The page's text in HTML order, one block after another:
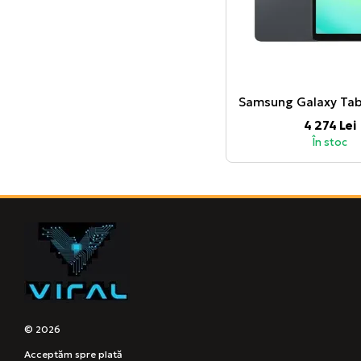
4 274 Lei
În stoc
© 2026
Acceptăm spre plată